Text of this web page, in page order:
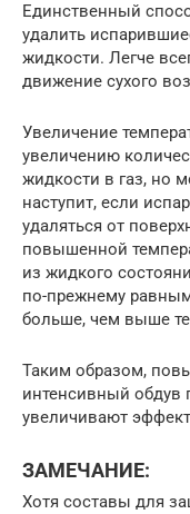
Единственный
удалить
жидкости. Легче
движение сухого
Увеличение
увеличению
жидкости в газ, но
наступит, если
удаляться от
повышенной
из жидкого
по-прежнему
больше, чем выше
Таким образом,
интенсивный обдув
увеличивают
ЗАМЕЧАНИЕ:
Хотя составы для